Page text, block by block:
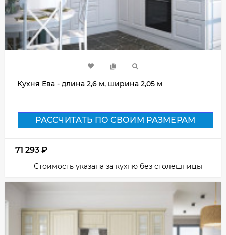
Кухня Ева - длина 2,6 м, ширина 2,05 м
РАССЧИТАТЬ ПО СВОИМ РАЗМЕРАМ
71 293 ₽
Стоимость указана за кухню без столешницы